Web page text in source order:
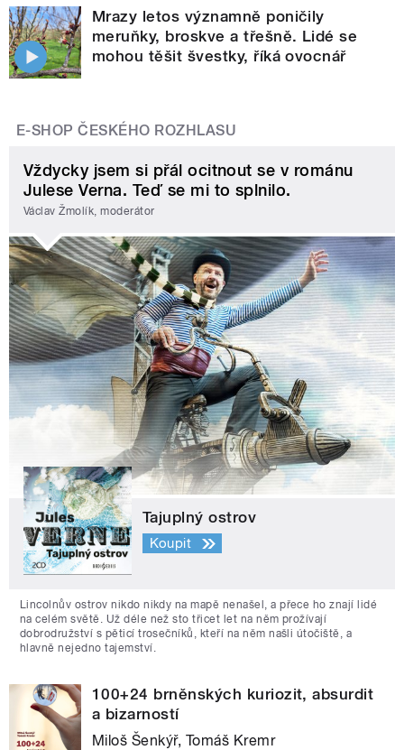
Mrazy letos významně poničily
meruňky, broskve a třešně. Lidé se
mohou těšit švestky, říká ovocnář
E-SHOP ČESKÉHO ROZHLASU
Vždycky jsem si přál ocitnout se v románu
Julese Verna. Teď se mi to splnilo.
Václav Žmolík, moderátor
Tajuplný ostrov
Koupit
Lincolnův ostrov nikdo nikdy na mapě nenašel, a přece ho znají lidé
na celém světě. Už déle než sto třicet let na něm prožívají
dobrodružství s pěticí trosečníků, kteří na něm našli útočiště, a
hlavně nejedno tajemství.
100+24 brněnských kuriozit, absurdit
a bizarností
Miloš Šenkýř, Tomáš Kremr